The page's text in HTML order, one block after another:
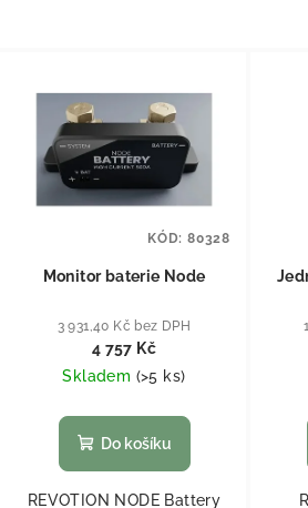
Monitor baterie Node
3 931,40 Kč bez DPH
4 757 Kč
Skladem (>5 ks)
Do košíku
REVOTION NODE Battery
KÓD: 80328